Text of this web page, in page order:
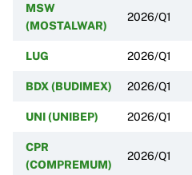
MSW
(MOSTALWAR)
2026/Q1
LUG 2026/Q1
BDX (BUDIMEX) 2026/Q1
UNI (UNIBEP) 2026/Q1
CPR
(COMPREMUM)
2026/Q1